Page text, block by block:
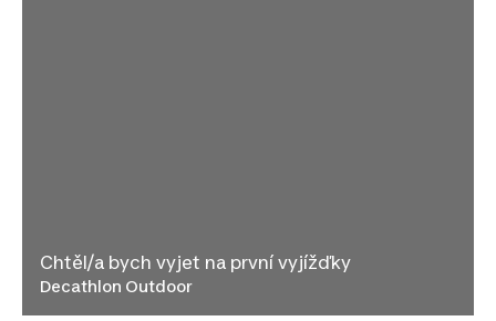
Chtěl/a bych vyjet na první vyjížďky
Decathlon Outdoor